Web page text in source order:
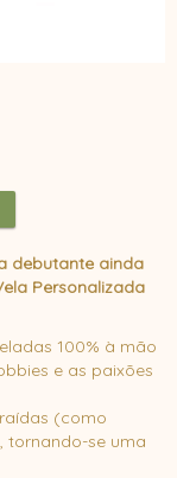
debutante ainda
Personalizada
100% à mão
e as paixões
(como
tornando-se uma